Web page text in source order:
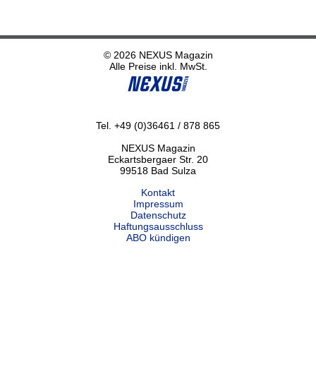
© 2026 NEXUS Magazin
Alle Preise inkl. MwSt.
Tel. +49 (0)36461 / 878 865
NEXUS Magazin
Eckartsbergaer Str. 20
99518 Bad Sulza
Kontakt
Impressum
Datenschutz
Haftungsausschluss
ABO kündigen